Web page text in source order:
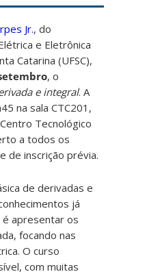
Jr., do
e Eletrônica
Catarina (UFSC),
, o
e integral. A
na sala CTC201,
Tecnológico
a todos os
de inscrição prévia.
de derivadas e
já
é apresentar os
focando nas
O curso
com muitas